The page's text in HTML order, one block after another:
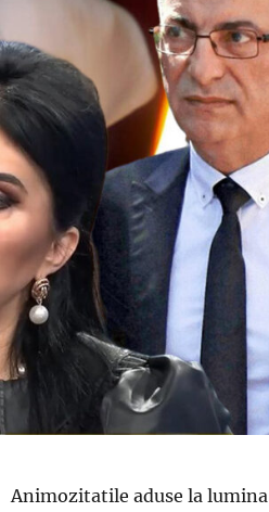
Animozitatile aduse la